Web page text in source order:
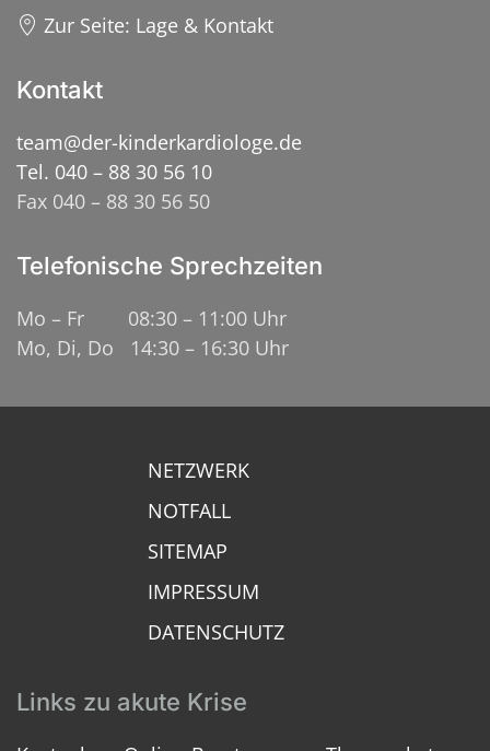
Zur Seite: Lage & Kontakt
Kontakt
team@der-kinderkardiologe.de
Tel. 040 – 88 30 56 10
Fax 040 – 88 30 56 50
Telefonische Sprechzeiten
Mo – Fr 08:30 – 11:00 Uhr
Mo, Di, Do 14:30 – 16:30 Uhr
NETZWERK
NOTFALL
SITEMAP
IMPRESSUM
DATENSCHUTZ
Links zu akute Krise